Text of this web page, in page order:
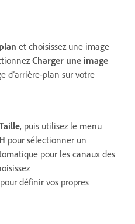
et choisissez une image
Charger une image
d’arrière-plan sur votre
, puis utilisez le menu
pour sélectionner un
pour les canaux des
pour définir vos propres